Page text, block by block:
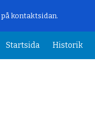
Skip to navigation
kontaktsidan.
Startsida Historik